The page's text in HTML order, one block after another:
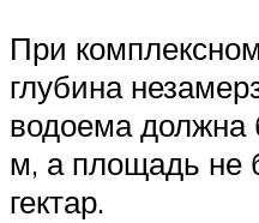
При
глубина
водоема должна
м, а площадь не
гектар.